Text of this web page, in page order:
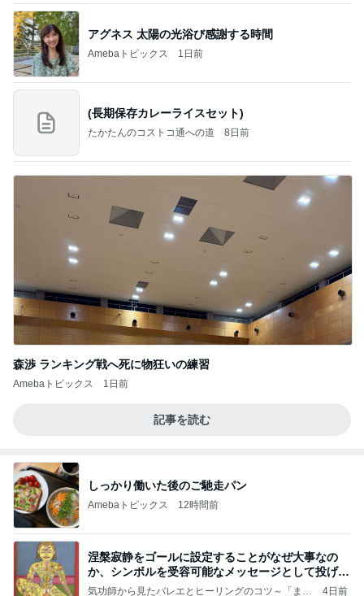
アグネス 太陽の光浴び感謝する時間
Amebaトピックス 1日前
(長期保存カレーライスセット)
たかたんのコストコ通への道 8日前
森渉 ランキング戦へ死に物狂いの練習
Amebaトピックス 1日前
記事を読む
しっかり働いた後のご馳走パン
Amebaトピックス 12時間前
涅槃寂静をゴールに設定することがなぜ大事なの
か、シンボルを受容可能なメッセージとして投げる
ことが
気功師から見たバレエとヒーリングのコツ～「まと 4日前